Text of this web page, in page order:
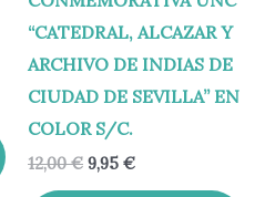
“CATEDRAL, ALCAZAR Y
ARCHIVO DE INDIAS DE
CIUDAD DE SEVILLA” EN
COLOR S/C.
12,00€ 9,95 €